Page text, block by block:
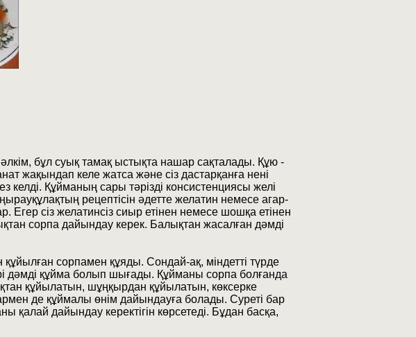
бұл суық тамақ ыстықта нашар сақталады. Құю -
жақындап келе жатса және сіз дастарқанға нені
келді. Құйманың сары тәрізді консистенциясы желі
рецептісін әдетте желатин немесе агар-
Егер сіз желатинсіз сиыр етінен немесе шошқа етінен
сорпа дайындау керек. Балықтан жасалған дәмді
сорпамен құяды. Сондай-ақ, міндетті түрде
дәмді құйма болып шығады. Құйманы сорпа болғанда
құйылатын, шұңқырдан құйылатын, көксерке
де құймалы өнім дайындауға болады. Суреті бар
қалай дайындау керектігін көрсетеді. Бұдан басқа,